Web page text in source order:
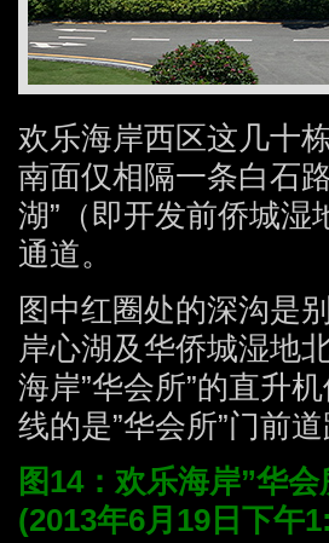
欢乐海岸西区这几十
南面仅相隔一条白石
湖”（即开发前侨城
通道。
图中红圈处的深沟是
岸心湖及华侨城湿地
海岸”华会所”的直升
线的是”华会所”门前道
图14：欢乐海岸”华
(2013年6月19日下午